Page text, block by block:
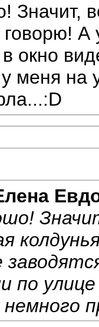
Значит,
говорю!
окно
меня на
по
немного